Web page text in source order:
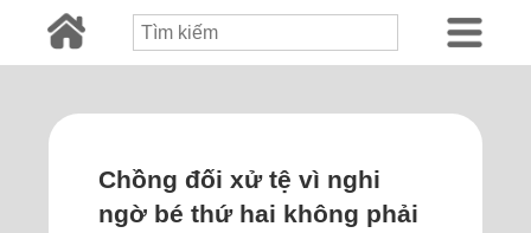
Chồng đối xử tệ vì nghi
ngờ bé thứ hai không phải